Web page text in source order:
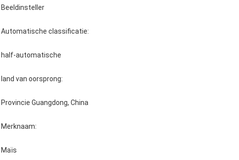
Beeldinsteller
Automatische classificatie:
half-automatische
land van oorsprong:
Provincie Guangdong, China
Merknaam:
Maïs